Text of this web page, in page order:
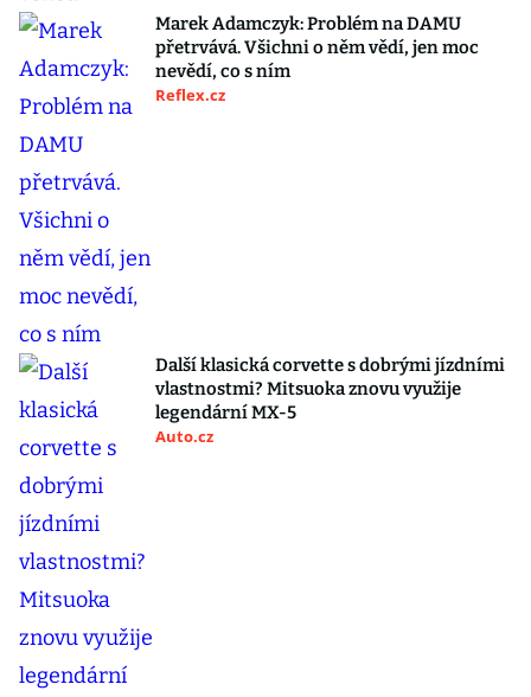
Marek Adamczyk: Problém na DAMU
přetrvává. Všichni o něm vědí, jen moc
nevědí, co s ním
Reflex.cz
Další klasická corvette s dobrými jízdními
vlastnostmi? Mitsuoka znovu využije
legendární MX-5
Auto.cz